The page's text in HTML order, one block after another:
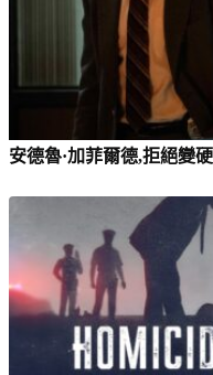
安德魯·加菲爾德,拒絕變